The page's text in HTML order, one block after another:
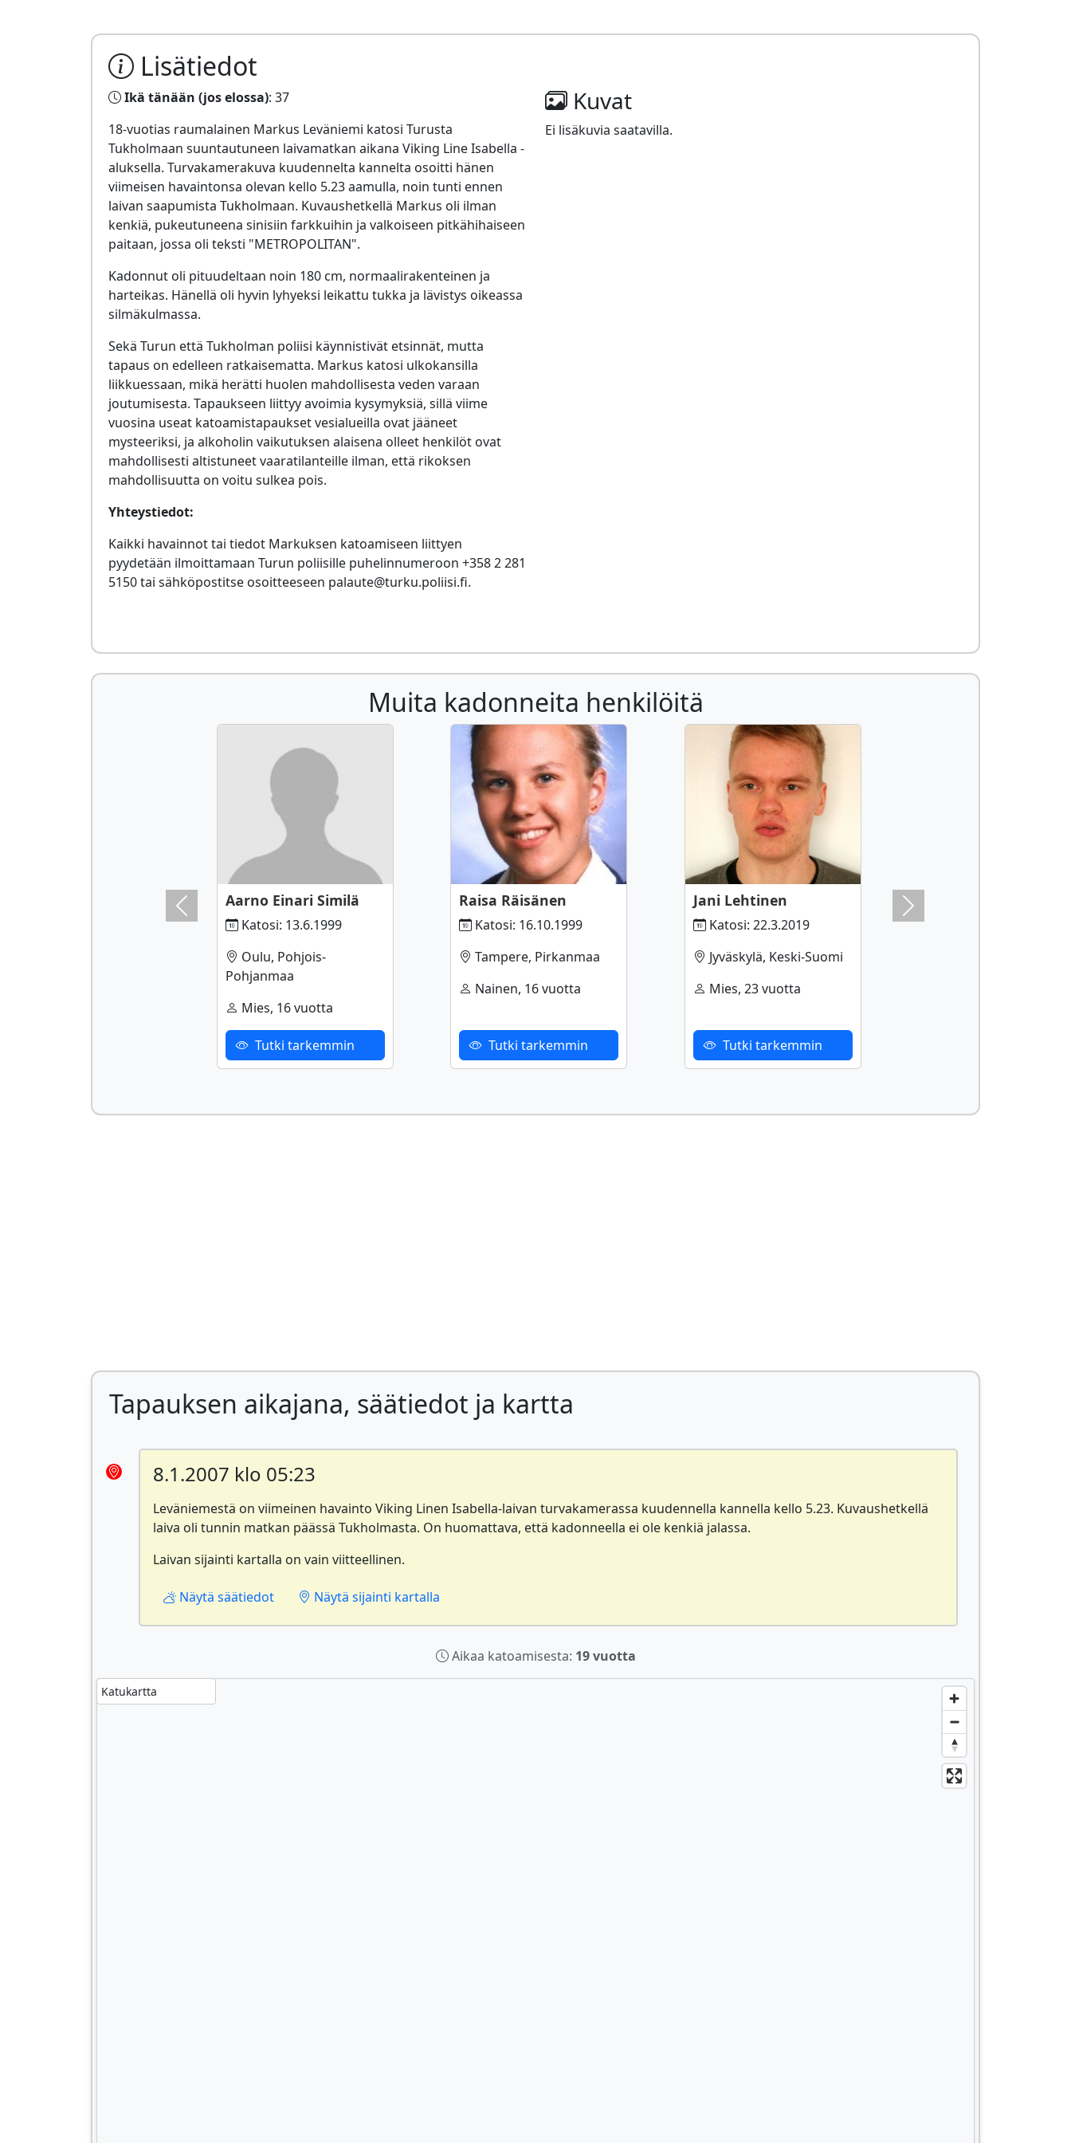
Lisätiedot
Ikä tänään (jos elossa): 37
18-vuotias raumalainen Markus Leväniemi katosi Turusta
Tukholmaan suuntautuneen laivamatkan aikana Viking Line Isabella -
aluksella. Turvakamerakuva kuudennelta kannelta osoitti hänen
viimeisen havaintonsa olevan kello 5.23 aamulla, noin tunti ennen
laivan saapumista Tukholmaan. Kuvaushetkellä Markus oli ilman
kenkiä, pukeutuneena sinisiin farkkuihin ja valkoiseen pitkähihaiseen
paitaan, jossa oli teksti "METROPOLITAN".
Kadonnut oli pituudeltaan noin 180 cm, normaalirakenteinen ja
harteikas. Hänellä oli hyvin lyhyeksi leikattu tukka ja lävistys oikeassa
silmäkulmassa.
Sekä Turun että Tukholman poliisi käynnistivät etsinnät, mutta
tapaus on edelleen ratkaisematta. Markus katosi ulkokansilla
liikkuessaan, mikä herätti huolen mahdollisesta veden varaan
joutumisesta. Tapaukseen liittyy avoimia kysymyksiä, sillä viime
vuosina useat katoamistapaukset vesialueilla ovat jääneet
mysteeriksi, ja alkoholin vaikutuksen alaisena olleet henkilöt ovat
mahdollisesti altistuneet vaaratilanteille ilman, että rikoksen
mahdollisuutta on voitu sulkea pois.
Yhteystiedot:
Kaikki havainnot tai tiedot Markuksen katoamiseen liittyen
pyydetään ilmoittamaan Turun poliisille puhelinnumeroon +358 2 281
5150 tai sähköpostitse osoitteeseen palaute@turku.poliisi.fi.
Kuvat
Ei lisäkuvia saatavilla.
Muita kadonneita henkilöitä
Aarno Einari Similä
Katosi: 13.6.1999
Oulu, Pohjois-
Pohjanmaa
Mies, 16 vuotta
Tutki tarkemmin
Raisa Räisänen
Katosi: 16.10.1999
Tampere, Pirkanmaa
Nainen, 16 vuotta
Tutki tarkemmin
Jani Lehtinen
Katosi: 22.3.2019
Jyväskylä, Keski-Suomi
Mies, 23 vuotta
Tutki tarkemmin
Previous Next
Tapauksen aikajana, säätiedot ja kartta
8.1.2007 klo 05:23
Leväniemestä on viimeinen havainto Viking Linen Isabella-laivan turvakamerassa kuudennella kannella kello 5.23. Kuvaushetkellä
laiva oli tunnin matkan päässä Tukholmasta. On huomattava, että kadonneella ei ole kenkiä jalassa.
Laivan sijainti kartalla on vain viitteellinen.
Näytä säätiedot Näytä sijainti kartalla
Aikaa katoamisesta: 19 vuotta